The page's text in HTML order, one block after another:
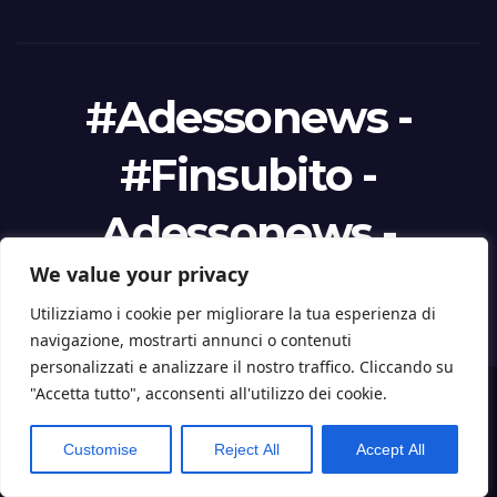
We value your privacy
Utilizziamo i cookie per migliorare la tua esperienza di
navigazione, mostrarti annunci o contenuti
personalizzati e analizzare il nostro traffico. Cliccando su
"Accetta tutto", acconsenti all'utilizzo dei cookie.
Customise Reject All Accept All
#Adessonews -
#Finsubito -
Adessonews -
Finsubito
Finanziamenti – Agevolazioni